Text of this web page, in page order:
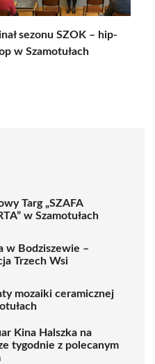
sezonu SZOK – hip-
w Szamotułach
Targ „SZAFA
w Szamotułach
w Bodziszewie –
Trzech Wsi
mozaiki ceramicznej
Kina Halszka na
tygodnie z polecanym